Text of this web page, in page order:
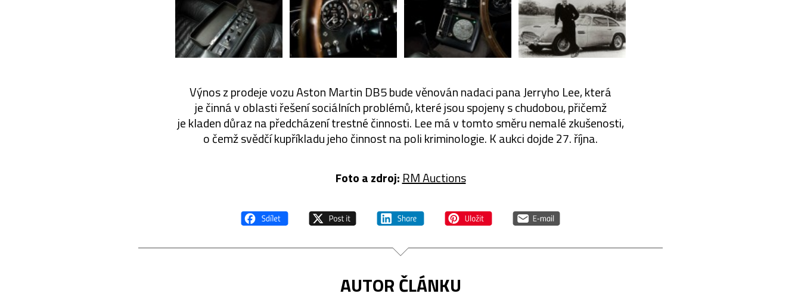
Výnos z prodeje vozu Aston Martin DB5 bude věnován nadaci pana Jerryho Lee, která
je činná v oblasti řešení sociálních problémů, které jsou spojeny s chudobou, přičemž
je kladen důraz na předcházení trestné činnosti. Lee má v tomto směru nemalé zkušenosti,
o čemž svědčí kupříkladu jeho činnost na poli kriminologie. K aukci dojde 27. října.
Foto a zdroj: RM Auctions
AUTOR ČLÁNKU